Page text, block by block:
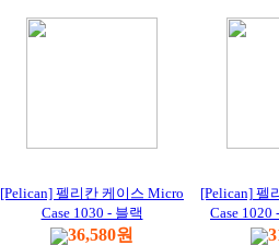
[Pelican] 펠리칸 케이스 Micro
Case 1030 - 블랙
36,580원
[Pelican] 펠
Case